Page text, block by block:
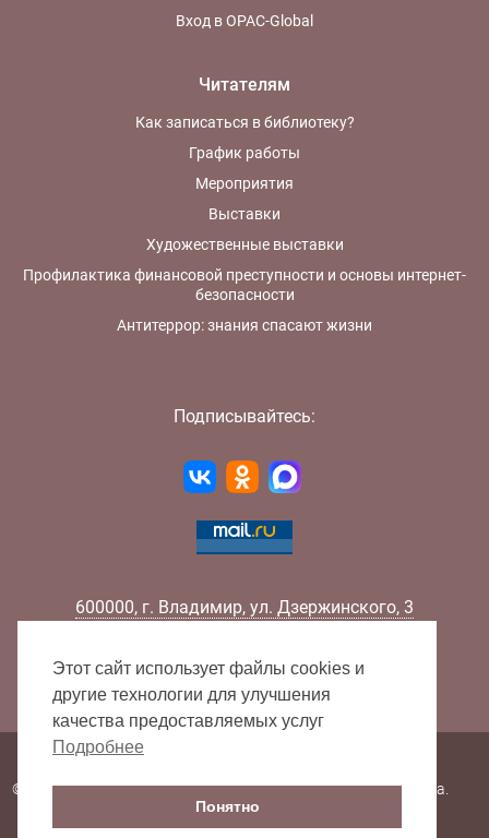
Вход в OPAC-Global
Читателям
Как записаться в библиотеку?
График работы
Мероприятия
Выставки
Художественные выставки
Профилактика финансовой преступности и основы интернет-
безопасности
Антитеррор: знания спасают жизни
Подписывайтесь:
600000, г. Владимир, ул. Дзержинского, 3
Факс:
+7 (4922) 32-52-88
E-mail:
info@lib33.ru
© 2000 - 2026 Владимирская областная научная библиотека.
Этот сайт использует файлы cookies и
другие технологии для улучшения
качества предоставляемых услуг
Подробнее
Понятно